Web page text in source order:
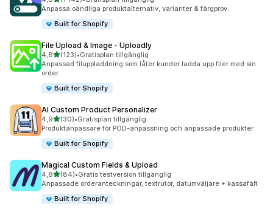
1142 recensioner totalt
Anpassa oändliga produktalternativ, varianter & färgprov.
Built for Shopify
File Upload & Image ‑ Uploadly
4,8av 5 stjärnor
(123)
123 recensioner totalt
•Gratisplan tillgänglig
Anpassad filuppladdning som låter kunder ladda upp filer med sin
order.
Built for Shopify
AI Custom Product Personalizer
4,9av 5 stjärnor
(30)
30 recensioner totalt
•Gratisplan tillgänglig
Produktanpassare för POD-anpassning och anpassade produkter
Built for Shopify
Magical Custom Fields & Upload
4,8av 5 stjärnor
(84)
84 recensioner totalt
•Gratis testversion tillgänglig
Anpassade orderanteckningar, textrutor, datumväljare + kassafält
Built for Shopify